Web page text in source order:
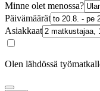
Minne olet menossa?
Päivämäärät
Asiakkaat
Olen lähdössä